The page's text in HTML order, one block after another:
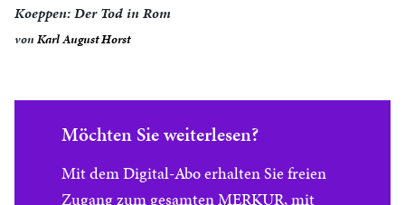
Koeppen: Der Tod in Rom
vonKarl August Horst
Möchten Sie weiterlesen?
Mit dem Digital-Abo erhalten Sie freien
Zugang zum gesamten MERKUR, mit